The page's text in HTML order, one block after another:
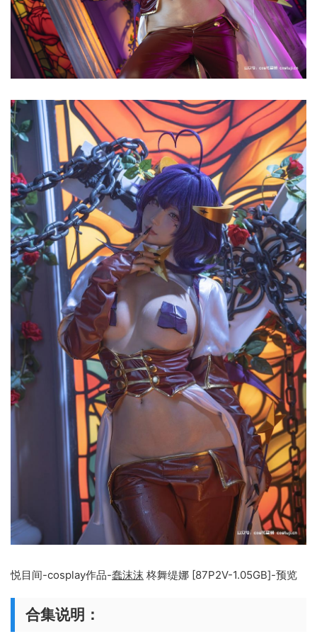
悦目间-cosplay作品-蠢沫沫 柊舞缇娜 [87P2V-1.05GB]-预览
合集说明：